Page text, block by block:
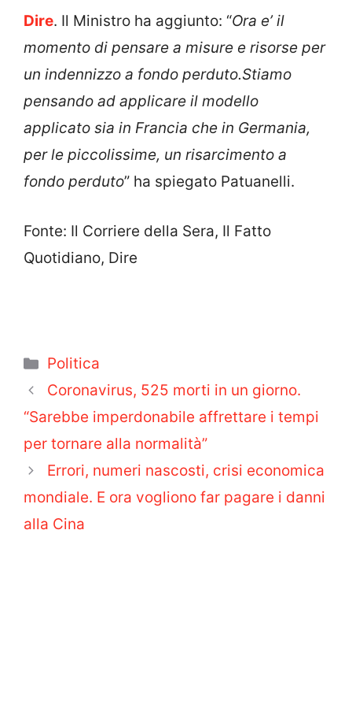
Dire. Il Ministro ha aggiunto: “Ora e’ il
momento di pensare a misure e risorse per
un indennizzo a fondo perduto.Stiamo
pensando ad applicare il modello
applicato sia in Francia che in Germania,
per le piccolissime, un risarcimento a
fondo perduto” ha spiegato Patuanelli.
Fonte: Il Corriere della Sera, Il Fatto
Quotidiano, Dire
Categorie
Politica
Coronavirus, 525 morti in un giorno.
“Sarebbe imperdonabile affrettare i tempi
per tornare alla normalità”
Errori, numeri nascosti, crisi economica
mondiale. E ora vogliono far pagare i danni
alla Cina